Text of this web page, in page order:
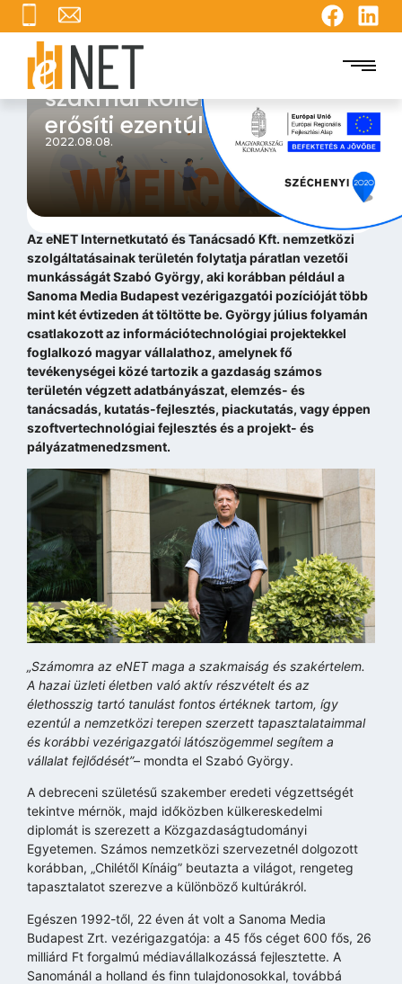
KARRIERHÍR: Szabó György
az eNET kiemelkedő
szakmai kollektíváját
erősíti ezentúl
2022.08.08.
Az eNET Internetkutató és Tanácsadó Kft. nemzetközi
szolgáltatásainak területén folytatja páratlan vezetői
munkásságát Szabó György, aki korábban például a
Sanoma Media Budapest vezérigazgatói pozícióját több
mint két évtizeden át töltötte be. György július folyamán
csatlakozott az információtechnológiai projektekkel
foglalkozó magyar vállalathoz, amelynek fő
tevékenységei közé tartozik a gazdaság számos
területén végzett adatbányászat, elemzés- és
tanácsadás, kutatás-fejlesztés, piackutatás, vagy éppen
szoftvertechnológiai fejlesztés és a projekt- és
pályázatmenedzsment.
„Számomra az eNET maga a szakmaiság és szakértelem.
A hazai üzleti életben való aktív részvételt és az
élethosszig tartó tanulást fontos értéknek tartom, így
ezentúl a nemzetközi terepen szerzett tapasztalataimmal
és korábbi vezérigazgatói látószögemmel segítem a
vállalat fejlődését”– mondta el Szabó György.
A debreceni születésű szakember eredeti végzettségét
tekintve mérnök, majd időközben külkereskedelmi
diplomát is szerezett a Közgazdaságtudományi
Egyetemen. Számos nemzetközi szervezetnél dolgozott
korábban, „Chilétől Kínáig” beutazta a világot, rengeteg
tapasztalatot szerezve a különböző kultúrákról.
Egészen 1992-től, 22 éven át volt a Sanoma Media
Budapest Zrt. vezérigazgatója: a 45 fős céget 600 fős, 26
milliárd Ft forgalmú médiavállalkozássá fejlesztette. A
Sanománál a holland és finn tulajdonosokkal, továbbá